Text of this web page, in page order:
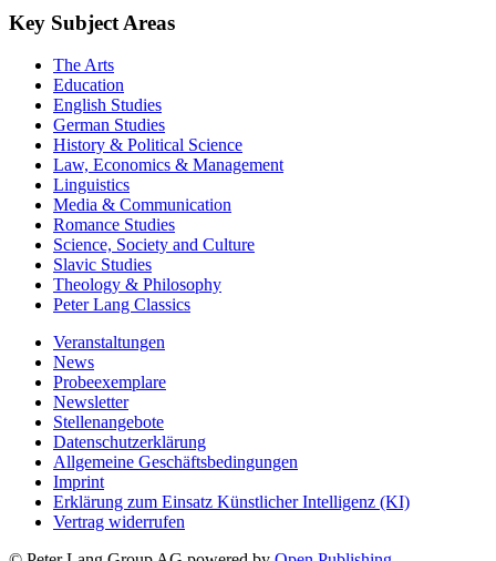
Key Subject Areas
The Arts
Education
English Studies
German Studies
History & Political Science
Law, Economics & Management
Linguistics
Media & Communication
Romance Studies
Science, Society and Culture
Slavic Studies
Theology & Philosophy
Peter Lang Classics
Veranstaltungen
News
Probeexemplare
Newsletter
Stellenangebote
Datenschutzerklärung
Allgemeine Geschäftsbedingungen
Imprint
Erklärung zum Einsatz Künstlicher Intelligenz (KI)
Vertrag widerrufen